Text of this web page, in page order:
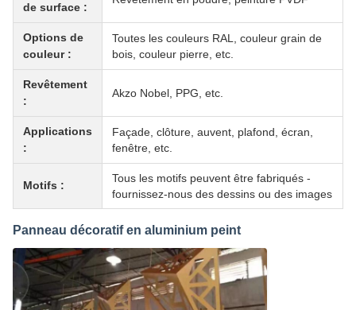
de surface :
Options de
couleur :
Toutes les couleurs RAL, couleur grain de
bois, couleur pierre, etc.
Revêtement
:
Akzo Nobel, PPG, etc.
Applications
:
Façade, clôture, auvent, plafond, écran,
fenêtre, etc.
Motifs :
Tous les motifs peuvent être fabriqués -
fournissez-nous des dessins ou des images
Panneau décoratif en aluminium peint